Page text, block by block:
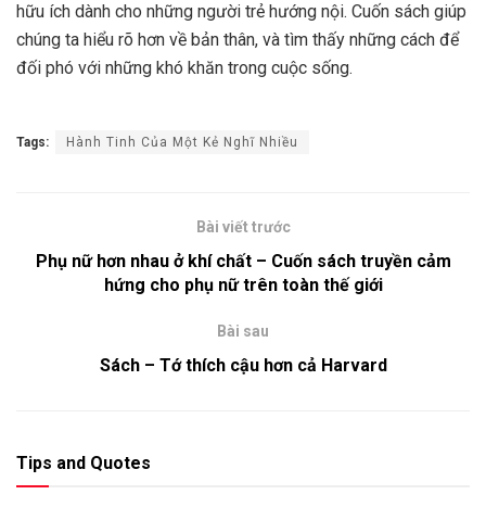
hữu ích dành cho những người trẻ hướng nội. Cuốn sách giúp
chúng ta hiểu rõ hơn về bản thân, và tìm thấy những cách để
đối phó với những khó khăn trong cuộc sống.
Tags: Hành Tinh Của Một Kẻ Nghĩ Nhiều
Bài viết trước
Phụ nữ hơn nhau ở khí chất – Cuốn sách truyền cảm
hứng cho phụ nữ trên toàn thế giới
Bài sau
Sách – Tớ thích cậu hơn cả Harvard
Tips and Quotes